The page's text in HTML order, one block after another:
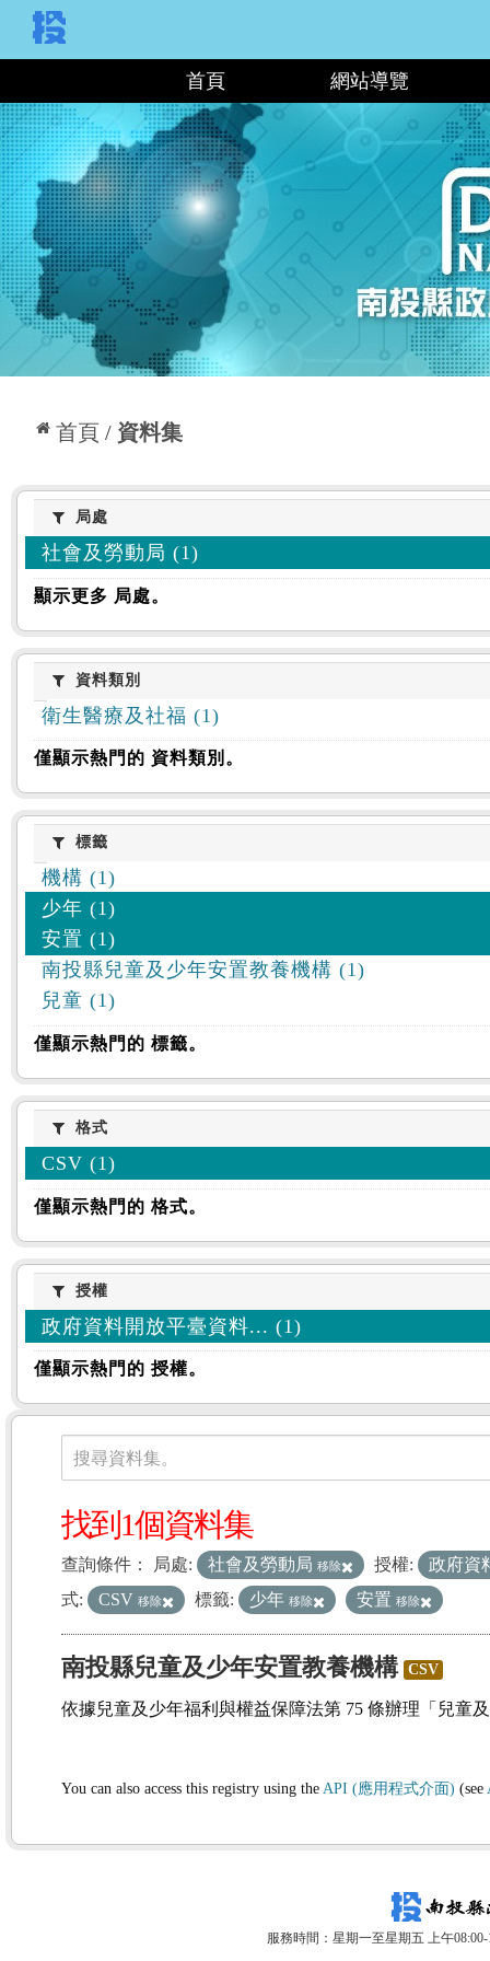
首頁 網站導覽
首頁 資料集
:::
局處局處
社會及勞動局 (1)
顯示更多 局處。
資料類別
資料類別
衛生醫療及社福 (1)
僅顯示熱門的 資料類別。
標籤標籤
機構 (1)
少年 (1)
安置 (1)
南投縣兒童及少年安置教養機構 (1)
兒童 (1)
僅顯示熱門的 標籤。
格式格式
CSV (1)
僅顯示熱門的 格式。
授權授權
政府資料開放平臺資料... (1)
僅顯示熱門的 授權。
資料集
搜尋資料集。
找到1個資料集
查詢條件： 局處: 社會及勞動局 移除 授權:
政府資
式:
CSV 移除 標籤: 少年 移除 安置 移除
南投縣兒童及少年安置教養機構 CSV
依據兒童及少年福利與權益保障法第 75 條辦理「兒童
You can also access this registry using the API (應用程式介面) (see
服務時間：星期一至星期五 上午